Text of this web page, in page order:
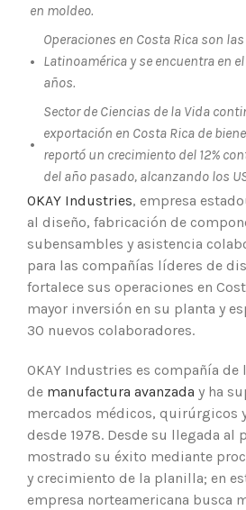
en moldeo.
•
Operaciones en Costa Rica son
Latinoamérica y se encuentra en
años.
•
Sector de Ciencias de la Vida
exportación en Costa Rica de
reportó un crecimiento del 12%
del año pasado, alcanzando los
OKAY Industries, empresa
al diseño, fabricación de
subensambles y asistencia
para las compañías líderes de
fortalece sus operaciones en
mayor inversión en su planta y
30 nuevos colaboradores.
OKAY Industries es compañía
de manufactura avanzada y ha
mercados médicos, quirúrgicos
desde 1978. Desde su llegada al
mostrado su éxito mediante
y crecimiento de la planilla; en
empresa norteamericana busca